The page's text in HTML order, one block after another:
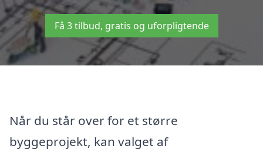
Få 3 tilbud, gratis og uforpligtende
Når du står over for et større
byggeprojekt, kan valget af